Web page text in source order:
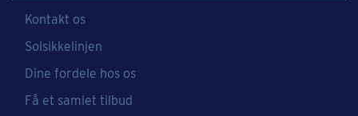
Kontakt os
Solsikkelinjen
Dine fordele hos os
Få et samlet tilbud